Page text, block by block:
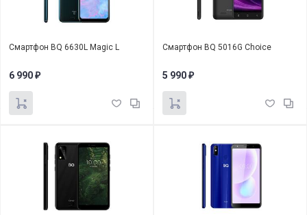
Смартфон BQ 6630L Magic L
6 990 ₽
Смартфон BQ 5016G Choice
5 990 ₽